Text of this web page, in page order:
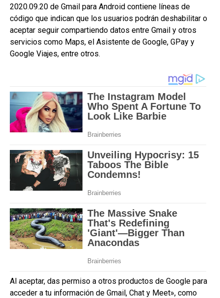
2020.09.20 de Gmail para Android contiene líneas de
código que indican que los usuarios podrán deshabilitar o
aceptar seguir compartiendo datos entre Gmail y otros
servicios como Maps, el Asistente de Google, GPay y
Google Viajes, entre otros.
Al aceptar, das permiso a otros productos de Google para
acceder a tu información de Gmail, Chat y Meet», como